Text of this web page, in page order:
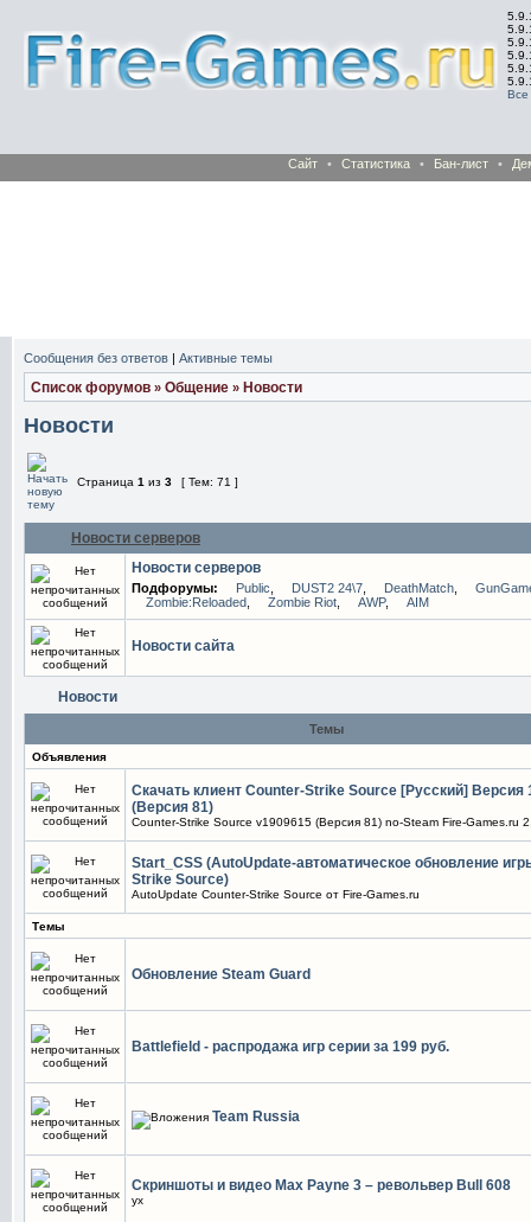
Все
Сайт • Статистика • Бан-лист •
Сообщения без ответов | Активные темы
Список форумов » Общение » Новости
Новости
Страница 1 из 3 [ Тем: 71 ]
Новости серверов
Новости серверов
Подфорумы: Public DUST2 24\7 DeathMatch
Zombie:Reloaded
Zombie Riot AWP, AIM
Новости сайта
Новости
Темы
Объявления
Скачать клиент Counter-Strike Source [Русский] Версия
(Версия 81)
Counter-Strike Source v1909615 (Версия 81) no-Steam Fire-Games.ru
Start_CSS (AutoUpdate-автоматическое обновление
Strike Source)
AutoUpdate Counter-Strike Source от Fire-Games.ru
Темы
Обновление Steam Guard
Battlefield - распродажа игр серии за 199 руб.
Team Russia
Скриншоты и видео Max Payne 3 – револьвер Bull 608
ух